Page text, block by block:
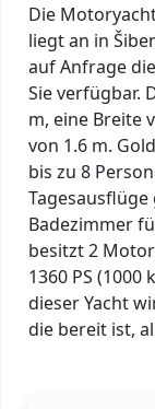
Die
liegt an in
auf Anfrage
Sie verfügbar.
m, eine Breite
von 1.6 m.
bis zu 8
Badezimmer
besitzt 2
1360 PS
dieser Yacht
die bereit ist,